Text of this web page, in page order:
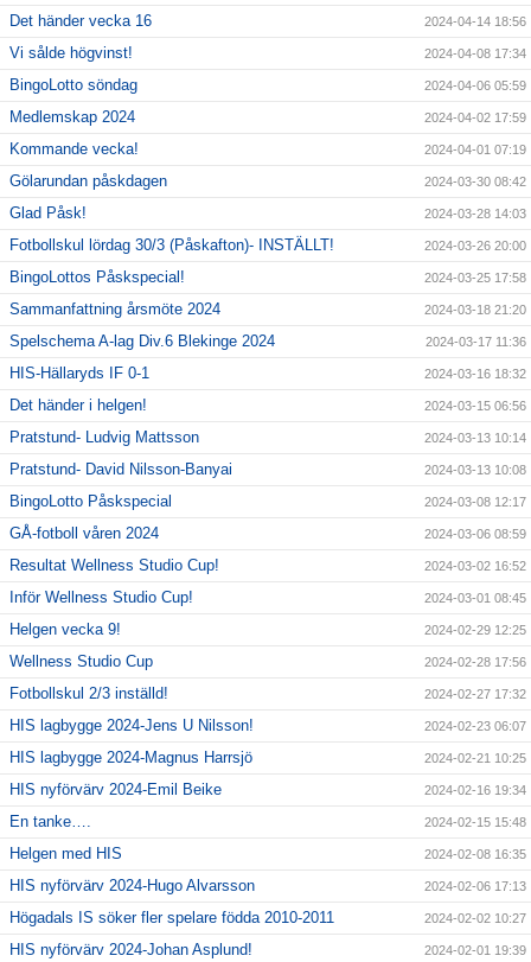
Det händer vecka 16 2024-04-14 18:56
Vi sålde högvinst! 2024-04-08 17:34
BingoLotto söndag 2024-04-06 05:59
Medlemskap 2024 2024-04-02 17:59
Kommande vecka! 2024-04-01 07:19
Gölarundan påskdagen 2024-03-30 08:42
Glad Påsk! 2024-03-28 14:03
Fotbollskul lördag 30/3 (Påskafton)- INSTÄLLT! 2024-03-26 20:00
BingoLottos Påskspecial! 2024-03-25 17:58
Sammanfattning årsmöte 2024 2024-03-18 21:20
Spelschema A-lag Div.6 Blekinge 2024 2024-03-17 11:36
HIS-Hällaryds IF 0-1 2024-03-16 18:32
Det händer i helgen! 2024-03-15 06:56
Pratstund- Ludvig Mattsson 2024-03-13 10:14
Pratstund- David Nilsson-Banyai 2024-03-13 10:08
BingoLotto Påskspecial 2024-03-08 12:17
GÅ-fotboll våren 2024 2024-03-06 08:59
Resultat Wellness Studio Cup! 2024-03-02 16:52
Inför Wellness Studio Cup! 2024-03-01 08:45
Helgen vecka 9! 2024-02-29 12:25
Wellness Studio Cup 2024-02-28 17:56
Fotbollskul 2/3 inställd! 2024-02-27 17:32
HIS lagbygge 2024-Jens U Nilsson! 2024-02-23 06:07
HIS lagbygge 2024-Magnus Harrsjö 2024-02-21 10:25
HIS nyförvärv 2024-Emil Beike 2024-02-16 19:34
En tanke…. 2024-02-15 15:48
Helgen med HIS 2024-02-08 16:35
HIS nyförvärv 2024-Hugo Alvarsson 2024-02-06 17:13
Högadals IS söker fler spelare födda 2010-2011 2024-02-02 10:27
HIS nyförvärv 2024-Johan Asplund! 2024-02-01 19:39